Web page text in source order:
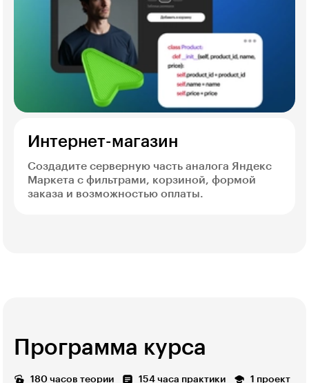
Интернет-магазин
Создадите серверную часть аналога Яндекс
Маркета с фильтрами, корзиной, формой
заказа и возможностью оплаты.
Программа курса
180 часов теории 154 часа практики 1 проект